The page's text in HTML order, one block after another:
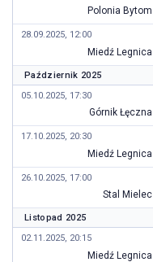
Polonia Bytom
28.09.2025, 12:00
Miedź Legnica
Październik 2025
05.10.2025, 17:30
Górnik Łęczna
17.10.2025, 20:30
Miedź Legnica
26.10.2025, 17:00
Stal Mielec
Listopad 2025
02.11.2025, 20:15
Miedź Legnica